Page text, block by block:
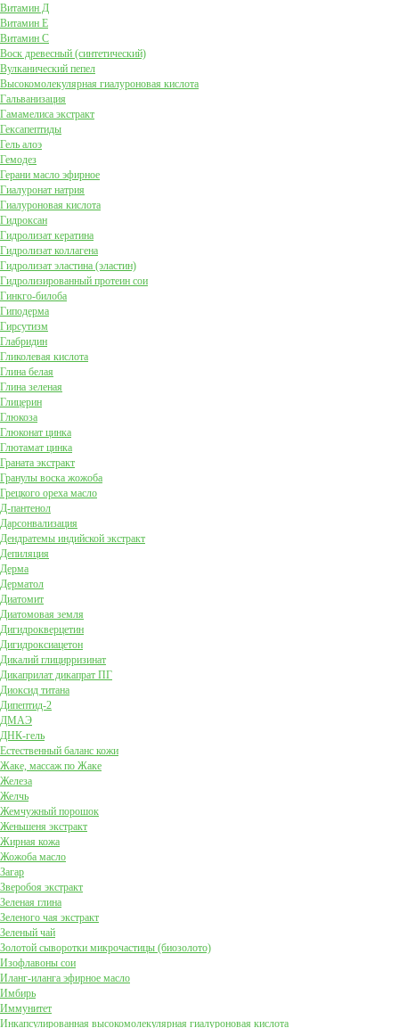
Витамин Д
Витамин Е
Витамин С
Воск древесный (синтетический)
Вулканический пепел
Высокомолекулярная гиалуроновая кислота
Гальванизация
Гамамелиса экстракт
Гексапептиды
Гель алоэ
Гемодез
Герани масло эфирное
Гиалуронат натрия
Гиалуроновая кислота
Гидроксан
Гидролизат кератина
Гидролизат коллагена
Гидролизат эластина (эластин)
Гидролизированный протеин сои
Гинкго-билоба
Гиподерма
Гирсутизм
Глабридин
Гликолевая кислота
Глина белая
Глина зеленая
Глицерин
Глюкоза
Глюконат цинка
Глютамат цинка
Граната экстракт
Гранулы воска жожоба
Грецкого ореха масло
Д-пантенол
Дарсонвализация
Дендратемы индийской экстракт
Депиляция
Дерма
Дерматол
Диатомит
Диатомовая земля
Дигидрокверцетин
Дигидроксиацетон
Дикалий глицирризинат
Дикаприлат дикапрат ПГ
Диоксид титана
Дипептид-2
ДМАЭ
ДНК-гель
Естественный баланс кожи
Жаке, массаж по Жаке
Железа
Желчь
Жемчужный порошок
Женьшеня экстракт
Жирная кожа
Жожоба масло
Загар
Зверобоя экстракт
Зеленая глина
Зеленого чая экстракт
Зеленый чай
Золотой сыворотки микрочастицы (биозолото)
Изофлавоны сои
Иланг-иланга эфирное масло
Имбирь
Иммунитет
Инкапсулированная высокомолекулярная гиалуроновая кислота